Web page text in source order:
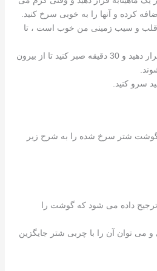
کرده و آنها را به خوبی سرخ کنید.
15 دقیقه ، قلب و سیب زمینی من خوب است ، تا
سیب زمینی ها را با کلم قرار دهید و 30 دقیقه صبر کنید تا از بیرون
سرو کنید.
گوشت شتر سرخ شده را به شرح زیر
داده می شود که گوشت را
و می توان آن را با چربی شتر جایگزین